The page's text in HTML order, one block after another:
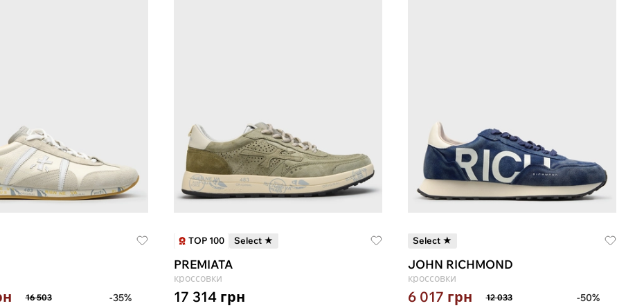
16 503
-35%
TOP 100 Select ★
PREMIATA
кроссовки
17 314 грн
Select ★
JOHN RICHMOND
кроссовки
6 017 грн 12 033
-50%